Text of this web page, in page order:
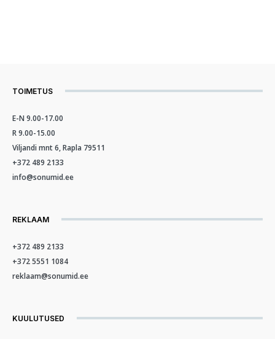
TOIMETUS
E-N 9.00-17.00
R 9.00-15.00
Viljandi mnt 6, Rapla 79511
+372 489 2133
info@sonumid.ee
REKLAAM
+372 489 2133
+372 5551 1084
reklaam@sonumid.ee
KUULUTUSED